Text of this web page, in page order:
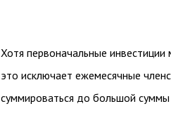
Хотя первоначальные
это исключает ежемесячные
суммироваться до большой